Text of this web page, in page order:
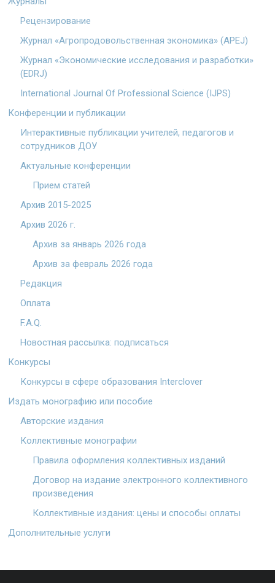
Рецензирование
Журнал «Агропродовольственная экономика» (APEJ)
Журнал «Экономические исследования и разработки»
(EDRJ)
International Journal Of Professional Science (IJPS)
Конференции и публикации
Интерактивные публикации учителей, педагогов и
сотрудников ДОУ
Актуальные конференции
Прием статей
Архив 2015-2025
Архив 2026 г.
Архив за январь 2026 года
Архив за февраль 2026 года
Редакция
Оплата
F.A.Q.
Новостная рассылка: подписаться
Конкурсы
Конкурсы в сфере образования Interclover
Издать монографию или пособие
Авторские издания
Коллективные монографии
Правила оформления коллективных изданий
Договор на издание электронного коллективного
произведения
Коллективные издания: цены и способы оплаты
Дополнительные услуги